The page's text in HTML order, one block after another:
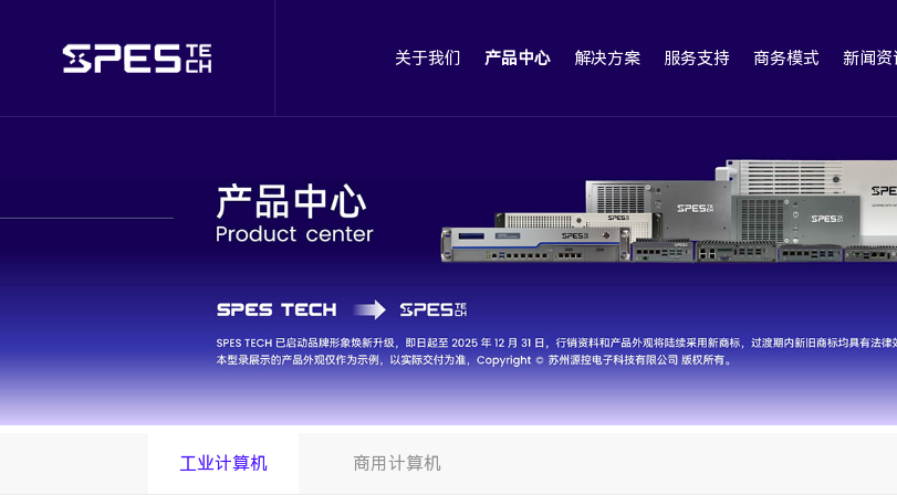
关于我们 产品中心 解决方案 服务支持 商务模式 新闻资
工业计算机 商用计算机